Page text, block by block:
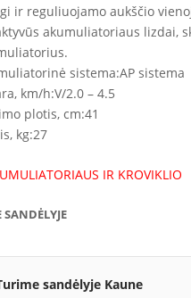
ir reguliuojamo aukščio
akumuliatoriaus lizdai,
sistema:AP sistema
km/h:V/2.0 – 4.5
plotis, cm:41
kg:27
IR KROVIKLIO
sandėlyje Kaune